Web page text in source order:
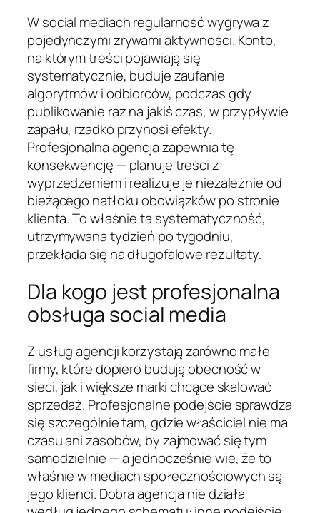
W social mediach regularność wygrywa z
pojedynczymi zrywami aktywności. Konto,
na którym treści pojawiają się
systematycznie, buduje zaufanie
algorytmów i odbiorców, podczas gdy
publikowanie raz na jakiś czas, w przypływie
zapału, rzadko przynosi efekty.
Profesjonalna agencja zapewnia tę
konsekwencję — planuje treści z
wyprzedzeniem i realizuje je niezależnie od
bieżącego natłoku obowiązków po stronie
klienta. To właśnie ta systematyczność,
utrzymywana tydzień po tygodniu,
przekłada się na długofalowe rezultaty.
Dla kogo jest profesjonalna
obsługa social media
Z usług agencji korzystają zarówno małe
firmy, które dopiero budują obecność w
sieci, jak i większe marki chcące skalować
sprzedaż. Profesjonalne podejście sprawdza
się szczególnie tam, gdzie właściciel nie ma
czasu ani zasobów, by zajmować się tym
samodzielnie — a jednocześnie wie, że to
właśnie w mediach społecznościowych są
jego klienci. Dobra agencja nie działa